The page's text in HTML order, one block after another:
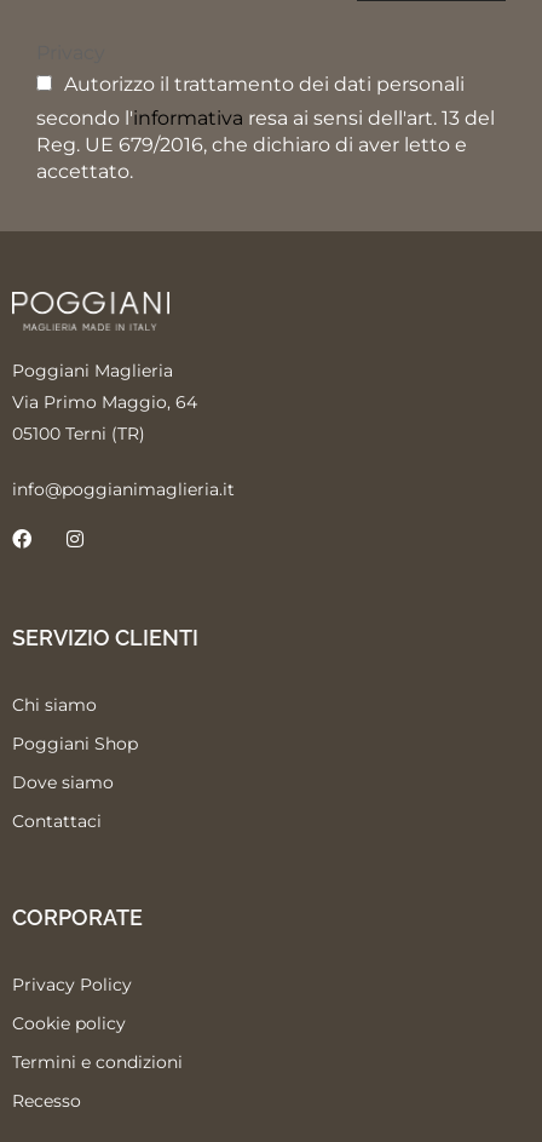
Autorizzo il trattamento dei dati personali
secondo l'informativa resa ai sensi dell'art. 13 del
Reg. UE 679/2016, che dichiaro di aver letto e
accettato.
Poggiani Maglieria
Via Primo Maggio, 64
05100 Terni (TR)
info@poggianimaglieria.it
SERVIZIO CLIENTI
Chi siamo
Poggiani Shop
Dove siamo
Contattaci
CORPORATE
Privacy Policy
Cookie policy
Termini e condizioni
Recesso